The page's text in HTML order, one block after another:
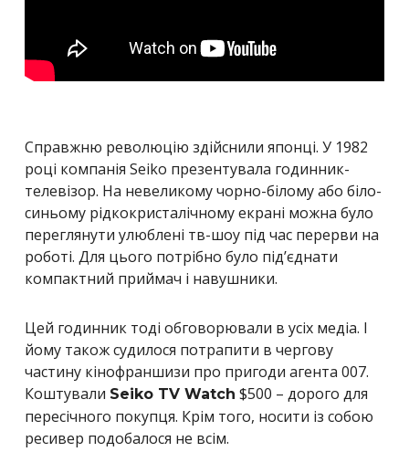
Справжню революцію здійснили японці. У 1982
році компанія Seiko презентувала годинник-
телевізор. На невеликому чорно-білому або біло-
синьому рідкокристалічному екрані можна було
переглянути улюблені тв-шоу під час перерви на
роботі. Для цього потрібно було під’єднати
компактний приймач і навушники.
Цей годинник тоді обговорювали в усіх медіа. І
йому також судилося потрапити в чергову
частину кінофраншизи про пригоди агента 007.
Коштували Seiko TV Watch $500 – дорого для
пересічного покупця. Крім того, носити із собою
ресивер подобалося не всім.